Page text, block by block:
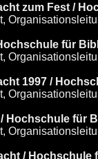
zum Fest /
für
1997 /
Hochschule für
/ Hochschule